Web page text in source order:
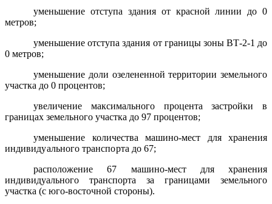
уменьшение отступа здания от красной линии до 0
метров;
уменьшение отступа здания от границы зоны ВТ-2-1 до
0 метров;
уменьшение доли озелененной территории земельного
участка до 0 процентов;
увеличение максимального процента застройки в
границах земельного участка до 97 процентов;
уменьшение количествамашино-мест для хранения
индивидуального транспорта до 67;
расположение 67 машино-мест для хранения
индивидуального транспорта за границами земельного
участка (с юго-восточной стороны).